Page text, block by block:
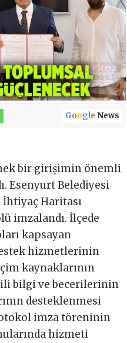
Google News
bir girişimin önemli
Esenyurt Belediyesi
Haritası
imzalandı. İlçede
kapsayan
hizmetlerinin
kaynaklarının
bilgi ve becerilerinin
desteklenmesi
imza töreninin
hizmeti